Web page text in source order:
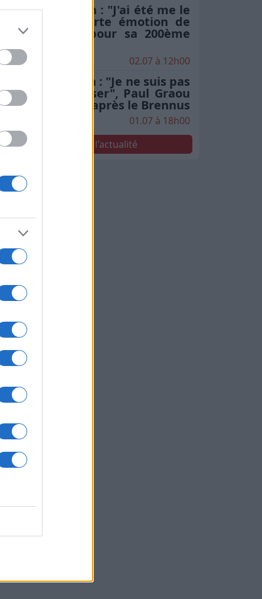
Toulousain : "J'ai été me le
chercher", la forte émotion de
Rodrigue Neti pour sa 200ème
en finale
02.07 à 12h00
Stade Toulousain : "Je ne suis pas
seul à le penser", Paul Graou
Jack Willis après le Brennus
01.07 à 18h00
Voir toute l'actualité